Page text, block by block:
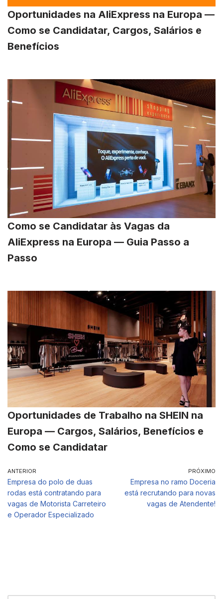
Oportunidades na AliExpress na Europa —
Como se Candidatar, Cargos, Salários e
Benefícios
Como se Candidatar às Vagas da
AliExpress na Europa — Guia Passo a
Passo
Oportunidades de Trabalho na SHEIN na
Europa — Cargos, Salários, Benefícios e
Como se Candidatar
ANTERIOR
Empresa do polo de duas
rodas está contratando para
vagas de Motorista Carreteiro
e Operador Especializado
PRÓXIMO
Empresa no ramo Doceria
está recrutando para novas
vagas de Atendente!